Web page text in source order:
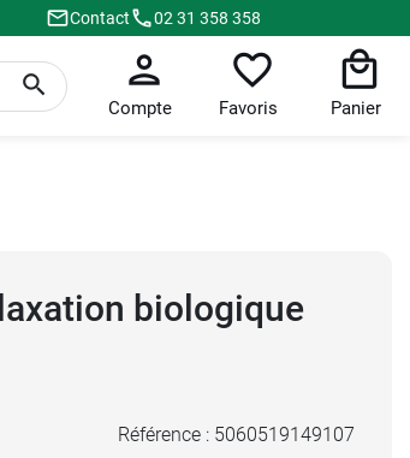
Contact 02 31 358 358
Compte Favoris Panier
biologique
Référence : 5060519149107